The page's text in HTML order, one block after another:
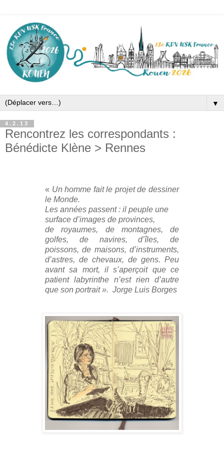
▼
4.2.13
Rencontrez les correspondants :
Bénédicte Klène > Rennes
« Un homme fait le projet de dessiner
le Monde.
Les années passent : il peuple une
surface d’images de provinces,
de royaumes, de montagnes, de
golfes, de navires, d’îles, de
poissons, de maisons, d’instruments,
d’astres, de chevaux, de gens. Peu
avant sa mort, il s’aperçoit que ce
patient labyrinthe n’est rien d’autre
que son portrait». Jorge Luis Borges